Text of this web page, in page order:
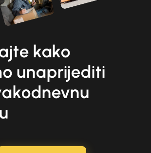
kako
unaprijediti